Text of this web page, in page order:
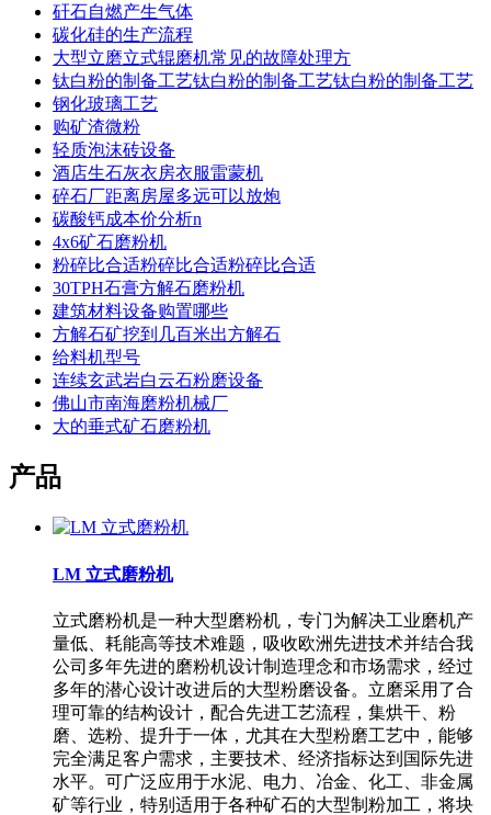
矸石自燃产生气体
碳化硅的生产流程
大型立磨立式辊磨机常见的故障处理方
钛白粉的制备工艺钛白粉的制备工艺钛白粉的制备工艺
钢化玻璃工艺
购矿渣微粉
轻质泡沫砖设备
酒店生石灰衣房衣服雷蒙机
碎石厂距离房屋多远可以放炮
碳酸钙成本价分析n
4x6矿石磨粉机
粉碎比合适粉碎比合适粉碎比合适
30TPH石膏方解石磨粉机
建筑材料设备购置哪些
方解石矿挖到几百米出方解石
给料机型号
连续玄武岩白云石粉磨设备
佛山市南海磨粉机械厂
大的垂式矿石磨粉机
产品
LM 立式磨粉机
立式磨粉机是一种大型磨粉机，专门为解决工业磨机产
量低、耗能高等技术难题，吸收欧洲先进技术并结合我
公司多年先进的磨粉机设计制造理念和市场需求，经过
多年的潜心设计改进后的大型粉磨设备。立磨采用了合
理可靠的结构设计，配合先进工艺流程，集烘干、粉
磨、选粉、提升于一体，尤其在大型粉磨工艺中，能够
完全满足客户需求，主要技术、经济指标达到国际先进
水平。可广泛应用于水泥、电力、冶金、化工、非金属
矿等行业，特别适用于各种矿石的大型制粉加工，将块